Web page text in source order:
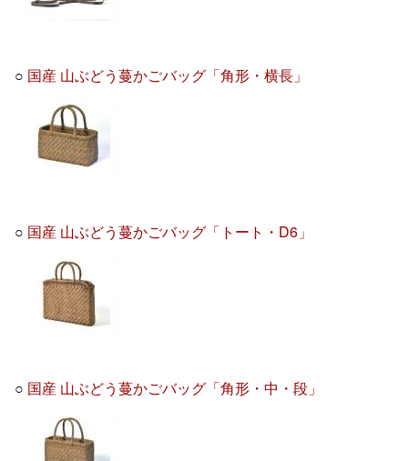
○ 国産 山ぶどう蔓かごバッグ「角形・横長」
○ 国産 山ぶどう蔓かごバッグ「トート・D6」
○ 国産 山ぶどう蔓かごバッグ「角形・中・段」